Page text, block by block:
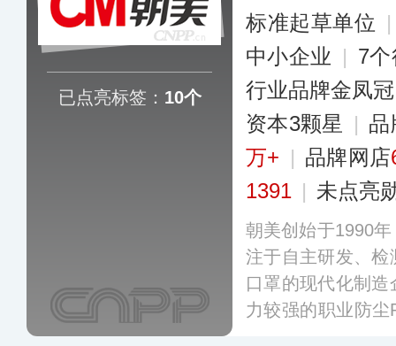
已点亮标签： 10个
标准起草单位
中小企业 | 7
行业品牌金凤冠
资本3颗星
| 品
万+ | 品牌网店
1391 | 未点亮
朝美创始于1990
注于自主研发、
口罩的现代化制
力较强的职业防